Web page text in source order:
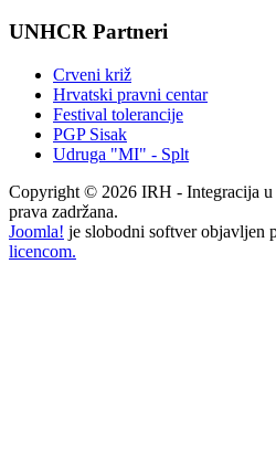
UNHCR Partneri
Crveni križ
Hrvatski pravni centar
Festival tolerancije
PGP Sisak
Udruga "MI" - Splt
Copyright © 2026 IRH - Integracija
prava zadržana.
Joomla! je slobodni softver objavljen
licencom.